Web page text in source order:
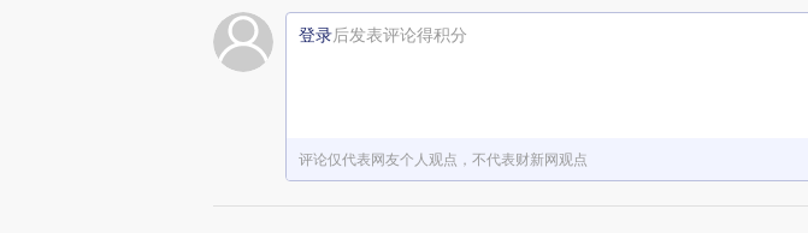
登录后发表评论得积分
评论仅代表网友个人观点，不代表财新网观点